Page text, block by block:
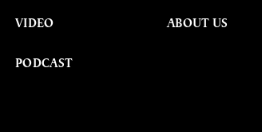
VIDEO
PODCAST
ABOUT US